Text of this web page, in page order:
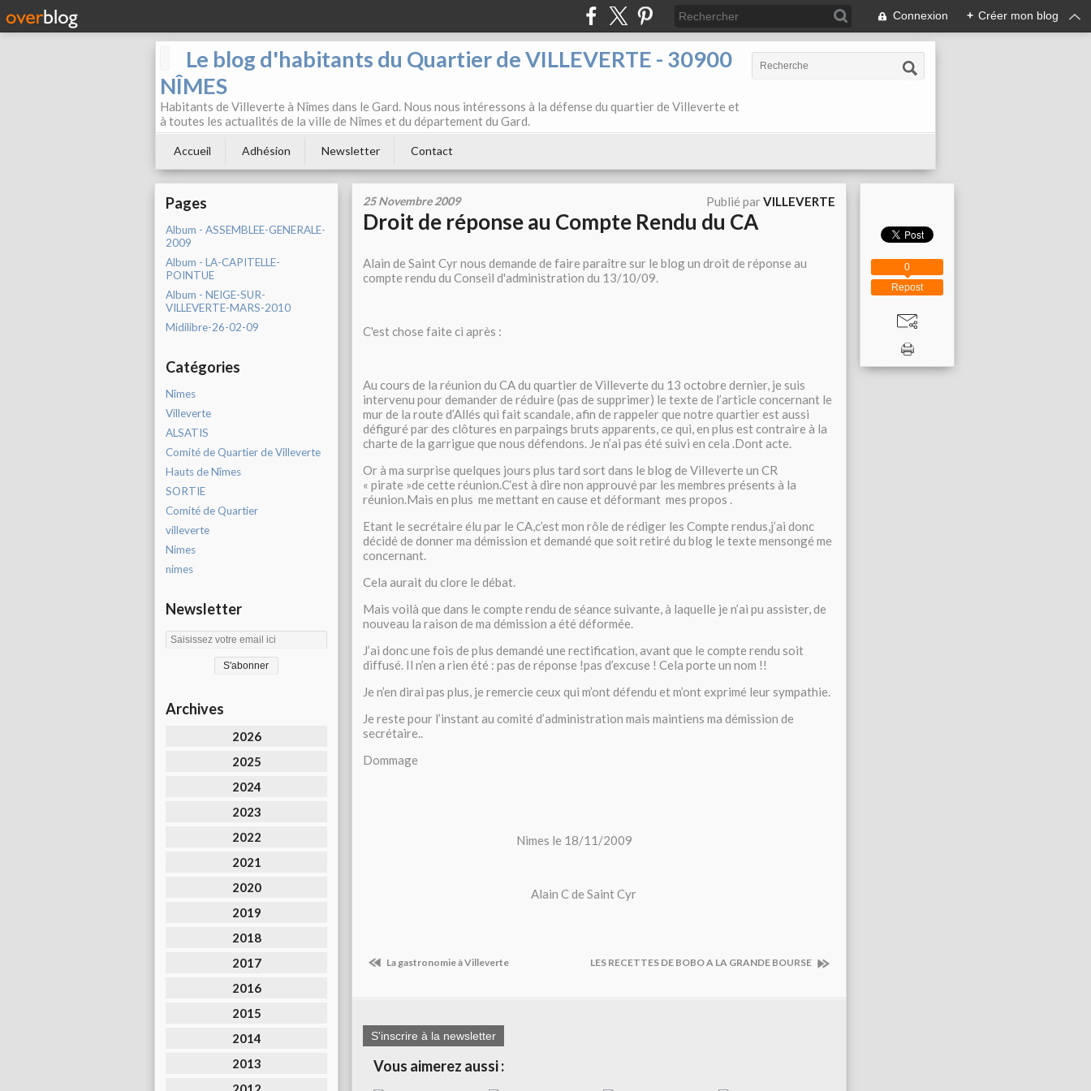
Connexion + Créer mon blog
Le blog d'habitants du Quartier de VILLEVERTE - 30900
NÎMES
Habitants de Villeverte à Nîmes dans le Gard. Nous nous intéressons à la défense du quartier de Villeverte et
à toutes les actualités de la ville de Nîmes et du département du Gard.
Accueil Adhésion Newsletter Contact
Pages
Album - ASSEMBLEE-GENERALE-
2009
Album - LA-CAPITELLE-
POINTUE
Album - NEIGE-SUR-
VILLEVERTE-MARS-2010
Midilibre-26-02-09
Catégories
Nîmes
Villeverte
ALSATIS
Comité de Quartier de Villeverte
Hauts de Nîmes
SORTIE
Comité de Quartier
villeverte
Nimes
nimes
Newsletter
Archives
2026
2025
2024
2023
2022
2021
2020
2019
2018
2017
2016
2015
2014
2013
25 Novembre 2009 Publié parVILLEVERTE
Droit de réponse au Compte Rendu du CA
Alain de Saint Cyr nous demande de faire paraître sur le blog un droit de réponse au
compte rendu du Conseil d'administration du 13/10/09.
C'est chose faite ci après :
Au cours de la réunion du CA du quartier de Villeverte du 13 octobre dernier, je suis
intervenu pour demander de réduire (pas de supprimer) le texte de l’article concernant le
mur de la route d’Allés qui fait scandale, afin de rappeler que notre quartier est aussi
défiguré par des clôtures en parpaings bruts apparents, ce qui, en plus est contraire à la
charte de la garrigue que nous défendons. Je n’ai pas été suivi en cela .Dont acte.
Or à ma surprise quelques jours plus tard sort dans le blog de Villeverte un CR
« pirate »de cette réunion.C‘est à dire non approuvé par les membres présents à la
réunion.Mais en plus me mettant en cause et déformant mes propos .
Etant le secrétaire élu par le CA,c’est mon rôle de rédiger les Compte rendus,j’ai donc
décidé de donner ma démission et demandé que soit retiré du blog le texte mensongé me
concernant.
Cela aurait du clore le débat.
Mais voilà que dans le compte rendu de séance suivante, à laquelle je n’ai pu assister, de
nouveau la raison de ma démission a été déformée.
J’ai donc une fois de plus demandé une rectification, avant que le compte rendu soit
diffusé. Il n’en a rien été : pas de réponse !pas d’excuse ! Cela porte un nom !!
Je n’en dirai pas plus, je remercie ceux qui m’ont défendu et m’ont exprimé leur sympathie.
Je reste pour l’instant au comité d’administration mais maintiens ma démission de
secrétaire..
Dommage
Nimes le 18/11/2009
Alain C de Saint Cyr
La gastronomie à Villeverte LES RECETTES DE BOBO A LA GRANDE BOURSE
S'inscrire à la newsletter
Vous aimerez aussi :
Repost
0